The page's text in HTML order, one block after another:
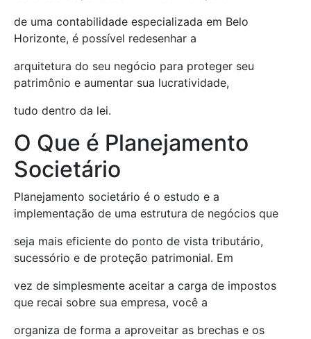
de uma contabilidade especializada em Belo
Horizonte, é possível redesenhar a
arquitetura do seu negócio para proteger seu
patrimônio e aumentar sua lucratividade,
tudo dentro da lei.
O Que é Planejamento
Societário
Planejamento societário é o estudo e a
implementação de uma estrutura de negócios que
seja mais eficiente do ponto de vista tributário,
sucessório e de proteção patrimonial. Em
vez de simplesmente aceitar a carga de impostos
que recai sobre sua empresa, você a
organiza de forma a aproveitar as brechas e os